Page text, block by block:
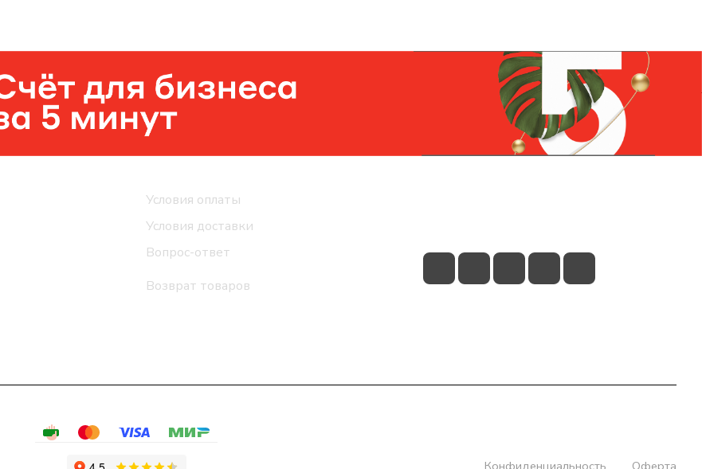
Условия оплаты
Условия доставки
Вопрос-ответ
Возврат товаров